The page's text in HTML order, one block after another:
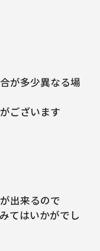
が多少異なる場
ございます
出来るので
てはいかがでし